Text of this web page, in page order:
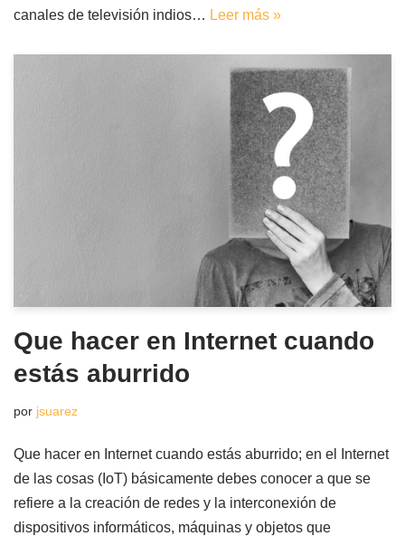
canales de televisión indios… Leer más »
Que hacer en Internet cuando
estás aburrido
por jsuarez
Que hacer en Internet cuando estás aburrido; en el Internet
de las cosas (IoT) básicamente debes conocer a que se
refiere a la creación de redes y la interconexión de
dispositivos informáticos, máquinas y objetos que